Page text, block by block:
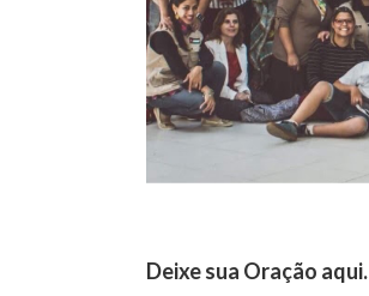
Deixe sua Oração aqui.